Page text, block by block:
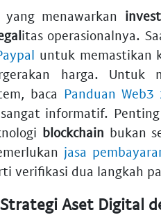
menawarkan
itas operasionalnya.
untuk memastikan
harga. Untuk
baca Panduan
informatif.
blockchain bukan
jasa
verifikasi dua langkah
Aset Digital